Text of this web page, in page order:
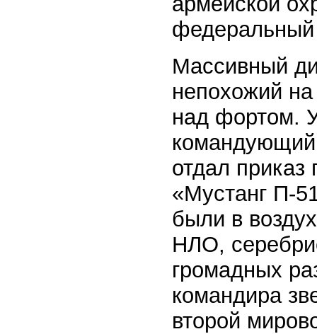
федеральный
Массивный
непохожий
над фортом.
командующий
отдал приказ
«Мустанг П-
были в
НЛО,
громадных
командира
второй